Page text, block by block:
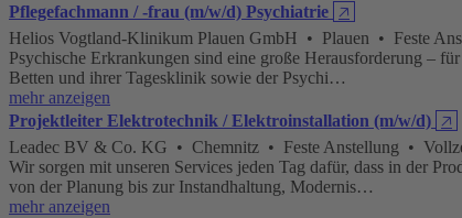
Pflegefachmann / -frau (m/w/d) Psychiatrie 🡥
Helios Vogtland-Klinikum Plauen GmbH • Plauen • Feste
Psychische Erkrankungen sind eine große Herausforderung –
Betten und ihrer Tagesklinik sowie der Psychi…
mehr anzeigen
Projektleiter Elektrotechnik / Elektroinstallation (m/w/d) 🡥
Leadec BV & Co. KG • Chemnitz • Feste Anstellung •
Wir sorgen mit unseren Services jeden Tag dafür, dass in der
von der Planung bis zur Instandhaltung, Modernis…
mehr anzeigen